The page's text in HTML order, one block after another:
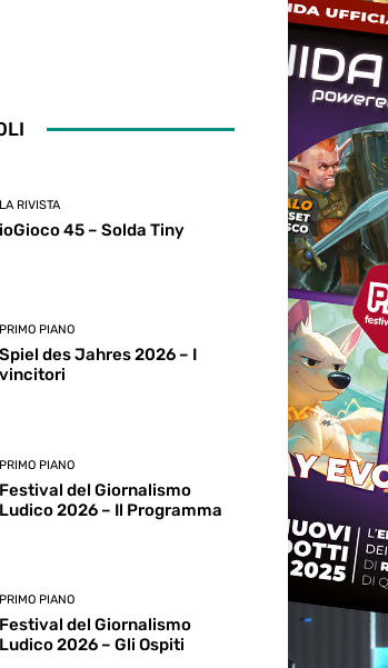
LA RIVISTA
ioGioco 45 – Solda Tiny
PRIMO PIANO
Spiel des Jahres 2026 – I
vincitori
PRIMO PIANO
Festival del Giornalismo
Ludico 2026 – Il Programma
PRIMO PIANO
Festival del Giornalismo
Ludico 2026 – Gli Ospiti